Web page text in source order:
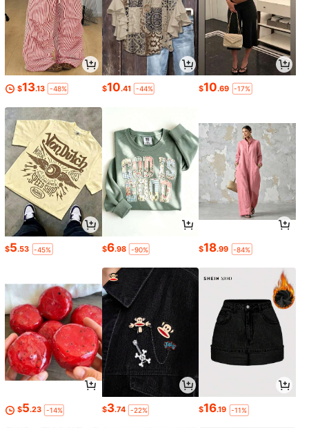
$13.13 -48% $10.41 -44% $10.69 -17%
$5.53 -45% $6.98 -90% $18.99 -84%
$5.23 -14% $3.74 -22% $16.19 -11%